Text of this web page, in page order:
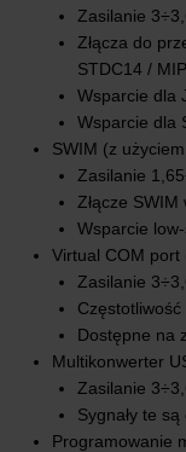
Zasilanie
Złącza do
STDC14 /
Wsparcie dla
Wsparcie dla
SWIM (z
Zasilanie
Złącze
Wsparcie
Virtual COM port
Zasilanie
Dostępne na
Multikonwerter
Zasilanie
Sygnały te
Programowanie